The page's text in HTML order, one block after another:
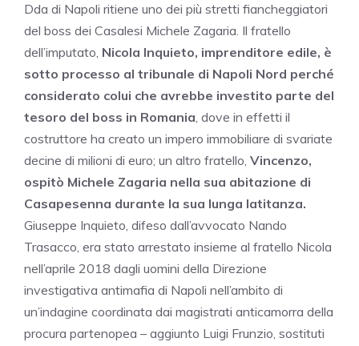
Dda di Napoli ritiene uno dei più stretti fiancheggiatori
del boss dei Casalesi Michele Zagaria. Il fratello
dell’imputato, Nicola Inquieto, imprenditore edile, è
sotto processo al tribunale di Napoli Nord perché
considerato colui che avrebbe investito parte del
tesoro del boss in Romania, dove in effetti il
costruttore ha creato un impero immobiliare di svariate
decine di milioni di euro; un altro fratello, Vincenzo,
ospitò Michele Zagaria nella sua abitazione di
Casapesenna durante la sua lunga latitanza.
Giuseppe Inquieto, difeso dall’avvocato Nando
Trasacco, era stato arrestato insieme al fratello Nicola
nell’aprile 2018 dagli uomini della Direzione
investigativa antimafia di Napoli nell’ambito di
un’indagine coordinata dai magistrati anticamorra della
procura partenopea – aggiunto Luigi Frunzio, sostituti